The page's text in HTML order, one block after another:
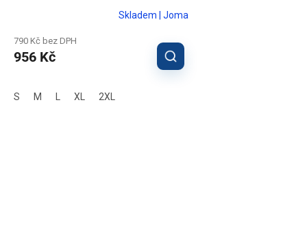
Skladem | Joma
790 Kč bez DPH
956 Kč
S M XL 2XL